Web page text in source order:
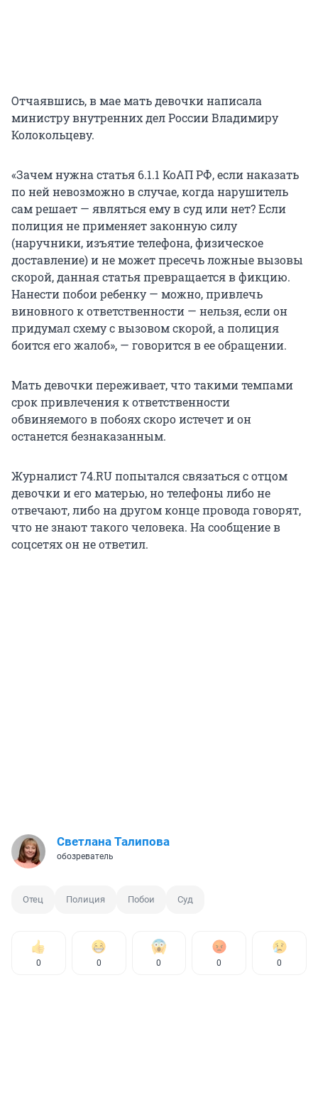
Отчаявшись, в мае мать девочки написала
министру внутренних дел России Владимиру
Колокольцеву.
«Зачем нужна статья 6.1.1 КоАП РФ, если наказать
по ней невозможно в случае, когда нарушитель
сам решает — являться ему в суд или нет? Если
полиция не применяет законную силу
(наручники, изъятие телефона, физическое
доставление) и не может пресечь ложные вызовы
скорой, данная статья превращается в фикцию.
Нанести побои ребенку — можно, привлечь
виновного к ответственности — нельзя, если он
придумал схему с вызовом скорой, а полиция
боится его жалоб», — говорится в ее обращении.
Мать девочки переживает, что такими темпами
срок привлечения к ответственности
обвиняемого в побоях скоро истечет и он
останется безнаказанным.
Журналист 74.RU попытался связаться с отцом
девочки и его матерью, но телефоны либо не
отвечают, либо на другом конце провода говорят,
что не знают такого человека. На сообщение в
соцсетях он не ответил.
Светлана Талипова
обозреватель
Отец Полиция Побои Суд
0 0 0 0 0